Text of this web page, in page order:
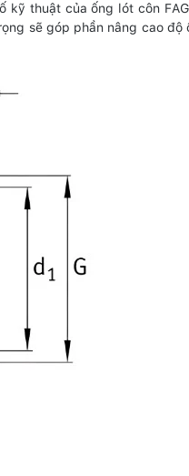
kỹ thuật của ống lót côn
sẽ góp phần nâng cao độ